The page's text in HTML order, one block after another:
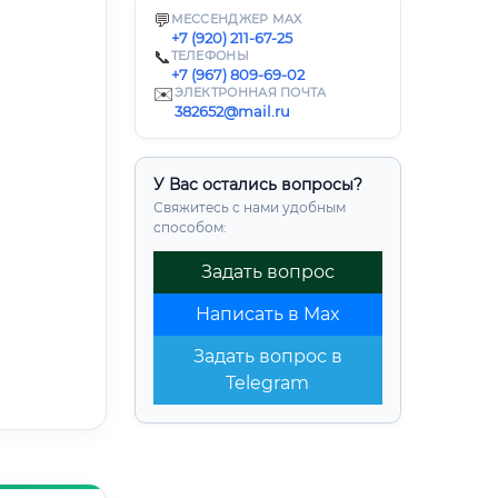
💬 МЕССЕНДЖЕР MAX
+7 (920) 211-67-25
📞ТЕЛЕФОНЫ
+7 (967) 809-69-02
✉️ЭЛЕКТРОННАЯ ПОЧТА
382652@mail.ru
У Вас остались вопросы?
Свяжитесь с нами удобным
способом:
Задать вопрос
Написать в Max
Задать вопрос в
Telegram